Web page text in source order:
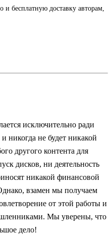
и бесплатную доставку авторам,
исключительно ради
никогда не будет никакой
другого контента для
дисков, ни деятельность
никакой финансовой
взамен мы получаем
от этой работы и
Мы уверены, что
дело!